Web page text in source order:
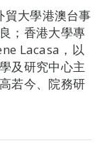
貿大學港澳台事
；香港大學專
Lacasa，以
及研究中心主
若今、院務研